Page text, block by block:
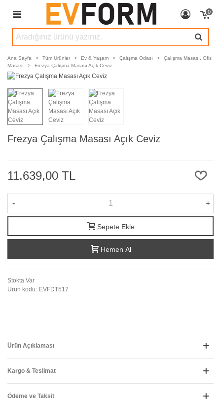
0
Ana Sayfa > Tüm Ürünler > Ev & Yaşam > Çalışma Odası >
Çalışma Masası, Ofis
Masası
> Frezya Çalışma Masası Açık Ceviz
Frezya Çalışma Masası Açık Ceviz
11.639,00 TL
- +
Sepete Ekle
Hemen Al
Stokta Var
Ürün kodu: EVFDT517
Ürün Açıklaması
Kargo & Teslimat
Ödeme ve Taksit